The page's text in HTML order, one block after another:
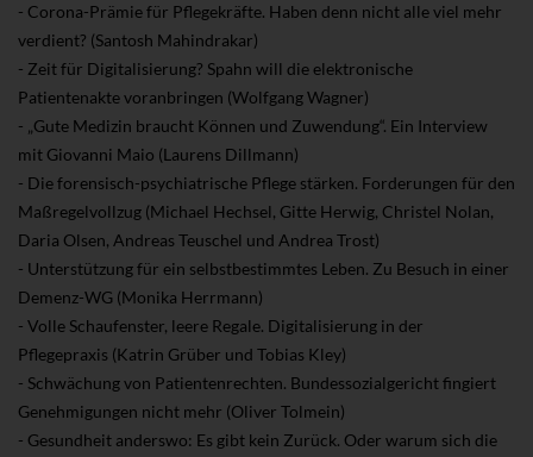
- Corona-Prämie für Pflegekräfte. Haben denn nicht alle viel mehr
verdient? (Santosh Mahindrakar)
- Zeit für Digitalisierung? Spahn will die elektronische
Patientenakte voranbringen (Wolfgang Wagner)
- „Gute Medizin braucht Können und Zuwendung“. Ein Interview
mit Giovanni Maio (Laurens Dillmann)
- Die forensisch-psychiatrische Pflege stärken. Forderungen für den
Maßregelvollzug (Michael Hechsel, Gitte Herwig, Christel Nolan,
Daria Olsen, Andreas Teuschel und Andrea Trost)
- Unterstützung für ein selbstbestimmtes Leben. Zu Besuch in einer
Demenz-WG (Monika Herrmann)
- Volle Schaufenster, leere Regale. Digitalisierung in der
Pflegepraxis (Katrin Grüber und Tobias Kley)
- Schwächung von Patientenrechten. Bundessozialgericht fingiert
Genehmigungen nicht mehr (Oliver Tolmein)
- Gesundheit anderswo: Es gibt kein Zurück. Oder warum sich die